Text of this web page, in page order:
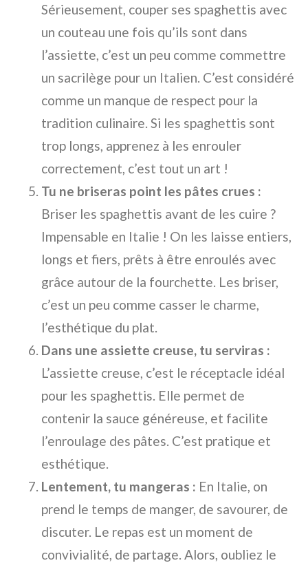
Sérieusement, couper ses spaghettis avec
un couteau une fois qu’ils sont dans
l’assiette, c’est un peu comme commettre
un sacrilège pour un Italien. C’est considéré
comme un manque de respect pour la
tradition culinaire. Si les spaghettis sont
trop longs, apprenez à les enrouler
correctement, c’est tout un art !
Tu ne briseras point les pâtes crues :
Briser les spaghettis avant de les cuire ?
Impensable en Italie ! On les laisse entiers,
longs et fiers, prêts à être enroulés avec
grâce autour de la fourchette. Les briser,
c’est un peu comme casser le charme,
l’esthétique du plat.
Dans une assiette creuse, tu serviras :
L’assiette creuse, c’est le réceptacle idéal
pour les spaghettis. Elle permet de
contenir la sauce généreuse, et facilite
l’enroulage des pâtes. C’est pratique et
esthétique.
Lentement, tu mangeras : En Italie, on
prend le temps de manger, de savourer, de
discuter. Le repas est un moment de
convivialité, de partage. Alors, oubliez le